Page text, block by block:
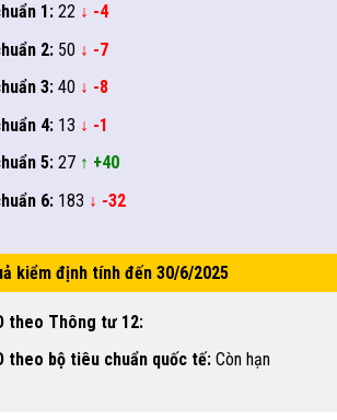
1:22 ↓ -4
2:50 ↓ -7
3:40 ↓ -8
4:13 ↓ -1
5:27 ↑ +40
6:183 ↓ -32
kiểm định tính đến 30/6/2025
theo Thông tư 12:
theo bộ tiêu chuẩn quốc tế:Còn hạn